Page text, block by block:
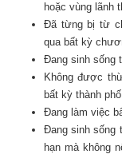
hoặc vùng lãnh
Đã từng bị từ
qua bất kỳ
Đang sinh sống
Không được
bất kỳ thành
Đang làm việc
Đang sinh sống
hạn mà không